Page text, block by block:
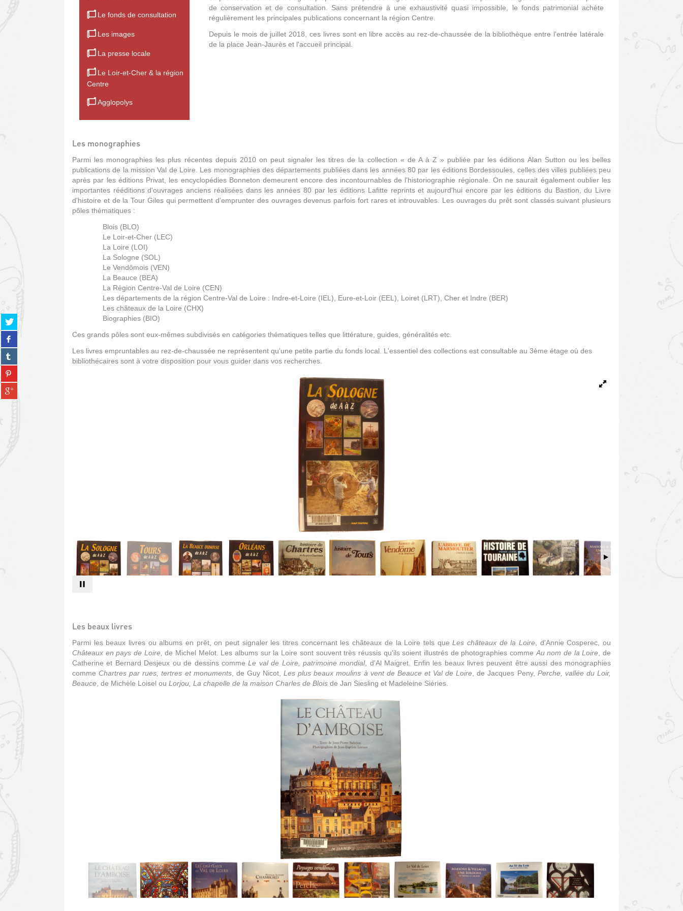
Partager
sur
twitter
(Nouvelle
fenêtre)
Partager
sur
facebook
(Nouvelle
fenêtre)
Partager
sur
tumblr
(Nouvelle
fenêtre)
Partager
sur
pinterest
(Nouvelle
Partager
sur
Le fonds de consultation
Les images
La presse locale
Le Loir-et-Cher & la région
Centre
Agglopolys
de conservation et de consultation. Sans prétendre à une exhaustivité quasi impossible, le fonds patrimonial achète
régulièrement les principales publications concernant la région Centre.
Depuis le mois de juillet 2018, ces livres sont en libre accès au rez-de-chaussée de la bibliothèque entre l'entrée latérale
de la place Jean-Jaurès et l'accueil principal.
Les monographies
Parmi les monographies les plus récentes depuis 2010 on peut signaler les titres de la collection « de A à Z » publiée par les éditions Alan Sutton ou les belles
publications de la mission Val de Loire. Les monographies des départements publiées dans les années 80 par les éditions Bordessoules, celles des villes publiées peu
après par les éditions Privat, les encyclopédies Bonneton demeurent encore des incontournables de l'historiographie régionale. On ne saurait également oublier les
importantes rééditions d'ouvrages anciens réalisées dans les années 80 par les éditions Lafitte reprints et aujourd'hui encore par les éditions du Bastion, du Livre
d'histoire et de la Tour Giles qui permettent d'emprunter des ouvrages devenus parfois fort rares et introuvables. Les ouvrages du prêt sont classés suivant plusieurs
pôles thématiques :
Blois (BLO)
Le Loir-et-Cher (LEC)
La Loire (LOI)
La Sologne (SOL)
Le Vendômois (VEN)
La Beauce (BEA)
La Région Centre-Val de Loire (CEN)
Les départements de la région Centre-Val de Loire : Indre-et-Loire (IEL), Eure-et-Loir (EEL), Loiret (LRT), Cher et Indre (BER)
Les châteaux de la Loire (CHX)
Biographies (BIO)
Ces grands pôles sont eux-mêmes subdivisés en catégories thématiques telles que littérature, guides, généralités etc.
Les livres empruntables au rez-de-chaussée ne représentent qu'une petite partie du fonds local. L'essentiel des collections est consultable au 3ème étage où des
bibliothécaires sont à votre disposition pour vous guider dans vos recherches.
Les beaux livres
Parmi les beaux livres ou albums en prêt, on peut signaler les titres concernant les châteaux de la Loire tels que Les châteaux de la Loire, d'Annie Cosperec, ou
Châteaux en pays de Loire, de Michel Melot. Les albums sur la Loire sont souvent très réussis qu'ils soient illustrés de photographies comme Au nom de la Loire , de
Catherine et Bernard Desjeux ou de dessins commeLe val de Loire, patrimoine mondial, d'Al Maigret. Enfin les beaux livres peuvent être aussi des monographies
comme Chartres par rues, tertres et monuments, de Guy Nicot,Les plus beaux moulins à vent de Beauce et Val de Loire , de Jacques Peny, Perche, vallée du Loir,
Beauce , de Michèle Loisel ou Lorjou, La chapelle de la maison Charles de Blois de Jan Siesling et Madeleine Siéries.